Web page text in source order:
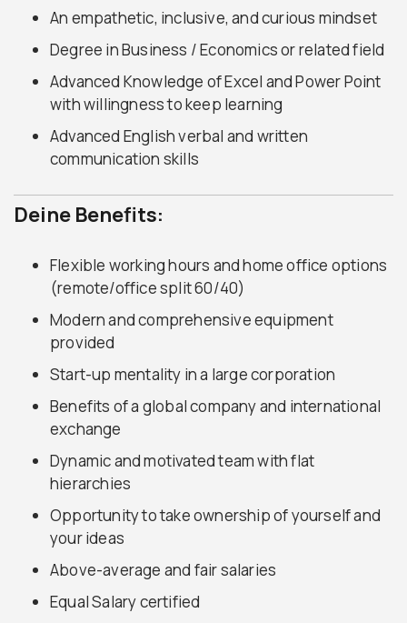
An empathetic, inclusive, and curious mindset
Degree in Business / Economics or related field
Advanced Knowledge of Excel and Power Point
with willingness to keep learning
Advanced English verbal and written
communication skills
Deine Benefits:
Flexible working hours and home office options
(remote/office split 60/40)
Modern and comprehensive equipment
provided
Start-up mentality in a large corporation
Benefits of a global company and international
exchange
Dynamic and motivated team with flat
hierarchies
Opportunity to take ownership of yourself and
your ideas
Above-average and fair salaries
Equal Salary certified